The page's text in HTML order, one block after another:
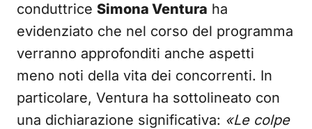
conduttrice Simona Ventura ha
evidenziato che nel corso del programma
verranno approfonditi anche aspetti
meno noti della vita dei concorrenti. In
particolare, Ventura ha sottolineato con
una dichiarazione significativa: «Le colpe